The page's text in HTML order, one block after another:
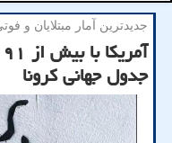
جدیدترین آمار مبتلایان و
جدول جهانی کرونا